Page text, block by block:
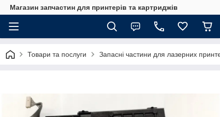
Магазин запчастин для принтерів та картриджів
Товари та послуги Запасні частини для лазерних